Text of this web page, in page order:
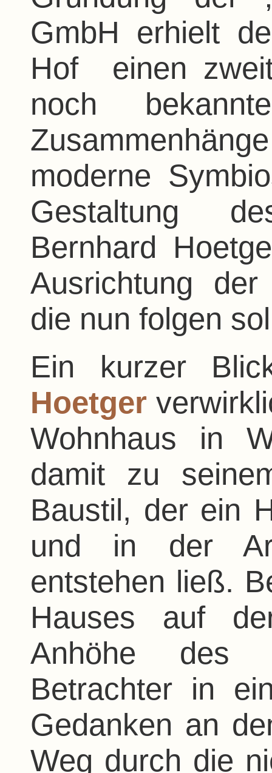
GmbH erhielt
Hof
einen
noch
moderne
Gestaltung
Bernhard
Ausrichtung
die nun folgen
Ein kurzer
Hoetger
Wohnhaus in
damit zu
Baustil, der ein
und in der
entstehen ließ.
Hauses auf
Anhöhe des
Betrachter in
Gedanken an
Weg durch die